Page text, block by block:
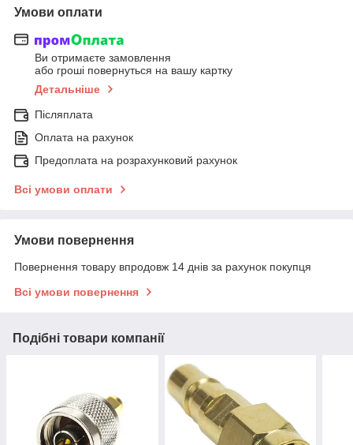
Умови оплати
Ви отримаєте замовлення
або гроші повернуться на вашу картку
Детальніше
Післяплата
Оплата на рахунок
Предоплата на розрахунковий рахунок
Всі умови оплати
Умови повернення
Повернення товару впродовж 14 днів за рахунок покупця
Всі умови повернення
Подібні товари компанії